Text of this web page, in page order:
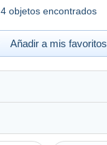
4 objetos encontrados
Añadir a mis favoritos